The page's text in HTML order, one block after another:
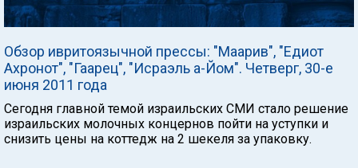
Обзор ивритоязычной прессы: "Маарив", "Едиот
Ахронот", "Гаарец", "Исраэль а-Йом". Четверг, 30-е
июня 2011 года
Сегодня главной темой израильских СМИ стало решение
израильских молочных концернов пойти на уступки и
снизить цены на коттедж на 2 шекеля за упаковку.